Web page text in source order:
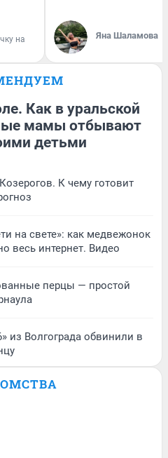
на
Яна Шаламова
Как в уральской
мамы отбывают
детьми
К чему готовит
на свете»: как медвежонок
весь интернет. Видео
перцы — простой
из Волгограда обвинили в